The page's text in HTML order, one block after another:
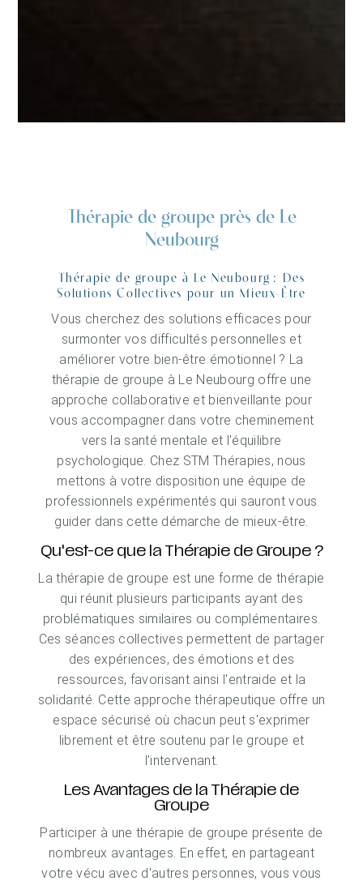
Thérapie de groupe près de Le
Neubourg
Thérapie de groupe à Le Neubourg : Des
Solutions Collectives pour un Mieux-Être
Vous cherchez des solutions efficaces pour
surmonter vos difficultés personnelles et
améliorer votre bien-être émotionnel ? La
thérapie de groupe à Le Neubourg offre une
approche collaborative et bienveillante pour
vous accompagner dans votre cheminement
vers la santé mentale et l'équilibre
psychologique. Chez STM Thérapies, nous
mettons à votre disposition une équipe de
professionnels expérimentés qui sauront vous
guider dans cette démarche de mieux-être.
Qu'est-ce que la Thérapie de Groupe ?
La thérapie de groupe est une forme de thérapie
qui réunit plusieurs participants ayant des
problématiques similaires ou complémentaires.
Ces séances collectives permettent de partager
des expériences, des émotions et des
ressources, favorisant ainsi l'entraide et la
solidarité. Cette approche thérapeutique offre un
espace sécurisé où chacun peut s'exprimer
librement et être soutenu par le groupe et
l'intervenant.
Les Avantages de la Thérapie de
Groupe
Participer à une thérapie de groupe présente de
nombreux avantages. En effet, en partageant
votre vécu avec d'autres personnes, vous vous